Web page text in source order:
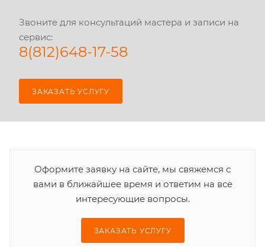
Звоните для консультаций мастера и записи на
сервис:
8(812)648-17-58
ЗАКАЗАТЬ УСЛУГУ
Оформите заявку на сайте, мы свяжемся с
вами в ближайшее время и ответим на все
интересующие вопросы.
ЗАКАЗАТЬ УСЛУГУ